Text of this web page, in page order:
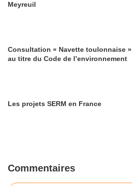
Meyreuil
Consultation « Navette toulonnaise »
au titre du Code de l’environnement
Les projets SERM en France
Commentaires